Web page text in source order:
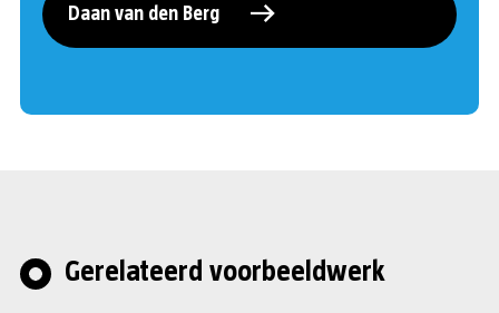
Daan van den Berg
Gerelateerd voorbeeldwerk